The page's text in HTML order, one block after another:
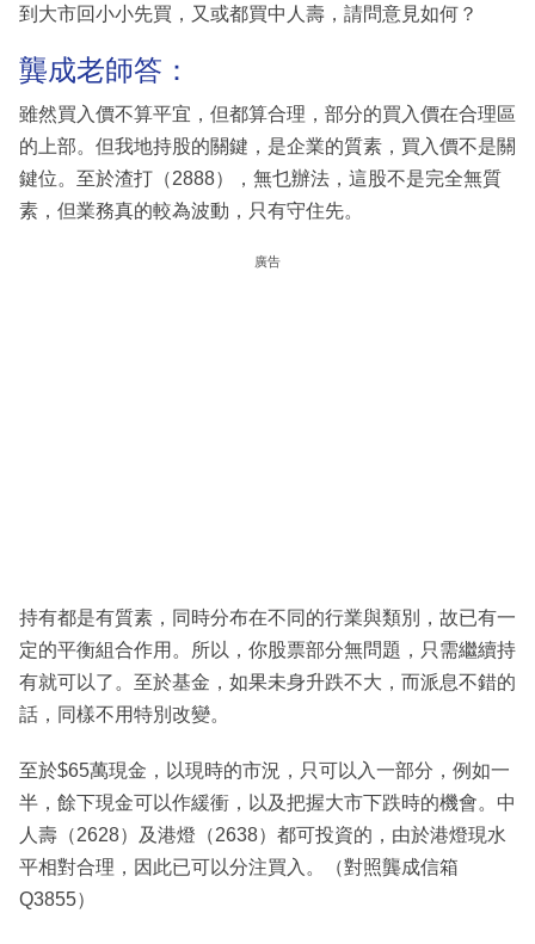
到大市回小小先買，又或都買中人壽，請問意見如何？
龔成老師答：
雖然買入價不算平宜，但都算合理，部分的買入價在合理區
的上部。但我地持股的關鍵，是企業的質素，買入價不是關
鍵位。至於渣打（2888），無乜辦法，這股不是完全無質
素，但業務真的較為波動，只有守住先。
廣告
持有都是有質素，同時分布在不同的行業與類別，故已有一
定的平衡組合作用。所以，你股票部分無問題，只需繼續持
有就可以了。至於基金，如果未身升跌不大，而派息不錯的
話，同樣不用特別改變。
至於$65萬現金，以現時的市況，只可以入一部分，例如一
半，餘下現金可以作緩衝，以及把握大市下跌時的機會。中
人壽（2628）及港燈（2638）都可投資的，由於港燈現水
平相對合理，因此已可以分注買入。（對照龔成信箱
Q3855）